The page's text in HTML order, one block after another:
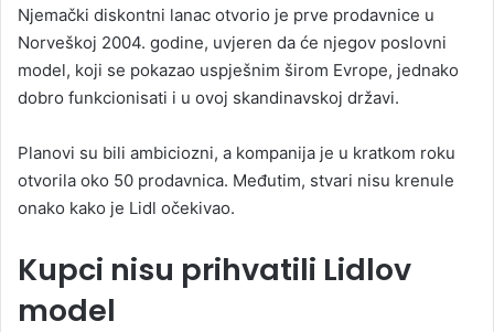
Njemački diskontni lanac otvorio je prve prodavnice u
Norveškoj 2004. godine, uvjeren da će njegov poslovni
model, koji se pokazao uspješnim širom Evrope, jednako
dobro funkcionisati i u ovoj skandinavskoj državi.
Planovi su bili ambiciozni, a kompanija je u kratkom roku
otvorila oko 50 prodavnica. Međutim, stvari nisu krenule
onako kako je Lidl očekivao.
Kupci nisu prihvatili Lidlov
model